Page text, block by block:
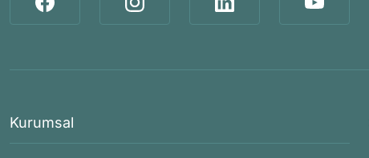
Kurumsal